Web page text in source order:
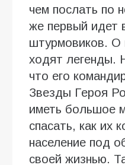
чем послать по
же первый идет
штурмовиков. О
ходят легенды.
что его
Звезды Героя
иметь большое
спасать, как их
население под
своей жизнью.